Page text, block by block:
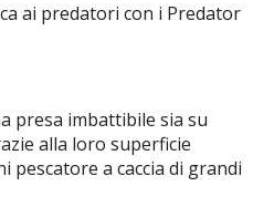
ai predatori con i Predator
presa imbattibile sia su
alla loro superficie
pescatore a caccia di grandi